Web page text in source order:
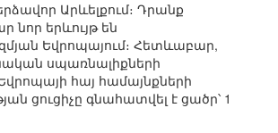
Արևելքում։ Դրանք
երևույթ են
Եվրոպայում։ Հետևաբար,
սպառնալիքների
հայ համայնքների
ցուցիչը գնահատվել է ցածր՝ 1